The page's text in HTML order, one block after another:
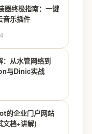
器终极指南：一键
音乐插件
：从水管网络到
与Dinic实战
的企业门户网站
文档+讲解)